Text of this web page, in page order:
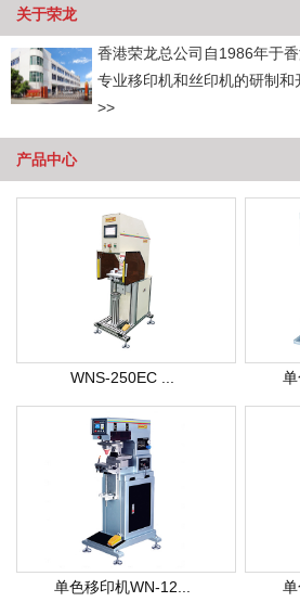
关于荣龙
香港荣龙总公司自1986年于
专业移印机和丝印机的研制
>>
产品中心
WNS-250EC ...
单色移印机WN-12...